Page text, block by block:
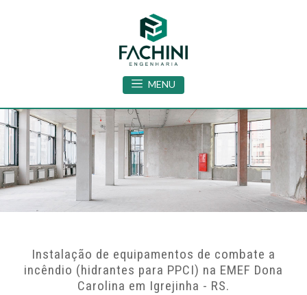
MENU
Instalação de equipamentos de combate a
incêndio (hidrantes para PPCI) na EMEF Dona
Carolina em Igrejinha - RS.